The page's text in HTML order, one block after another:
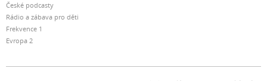
České podcasty
Rádio a zábava pro děti
Frekvence 1
Evropa 2